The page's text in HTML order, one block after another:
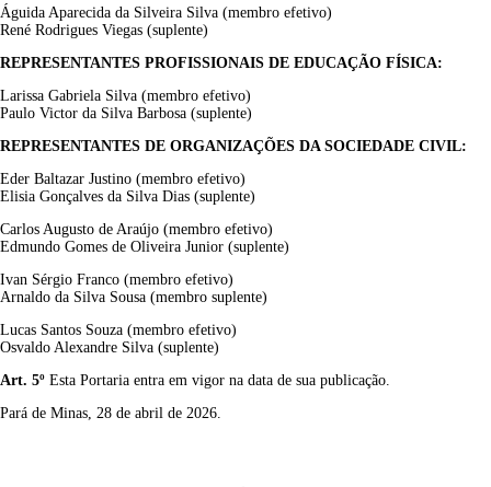
Águida Aparecida da Silveira Silva (membro efetivo)
René Rodrigues Viegas (suplente)
REPRESENTANTES PROFISSIONAIS DE EDUCAÇÃO FÍSICA:
Larissa Gabriela Silva (membro efetivo)
Paulo Victor da Silva Barbosa (suplente)
REPRESENTANTES DE ORGANIZAÇÕES DA SOCIEDADE CIVIL:
Eder Baltazar Justino (membro efetivo)
Elisia Gonçalves da Silva Dias (suplente)
Carlos Augusto de Araújo (membro efetivo)
Edmundo Gomes de Oliveira Junior (suplente)
Ivan Sérgio Franco (membro efetivo)
Arnaldo da Silva Sousa (membro suplente)
Lucas Santos Souza (membro efetivo)
Osvaldo Alexandre Silva (suplente)
Art. 5º Esta Portaria entra em vigor na data de sua publicação.
Pará de Minas, 28 de abril de 2026.